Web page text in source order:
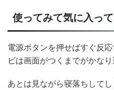
使ってみて気に入っ
電源ボタンを押せばすぐ反
ビは画面がつくまでがかな
あとは見ながら寝落ちして